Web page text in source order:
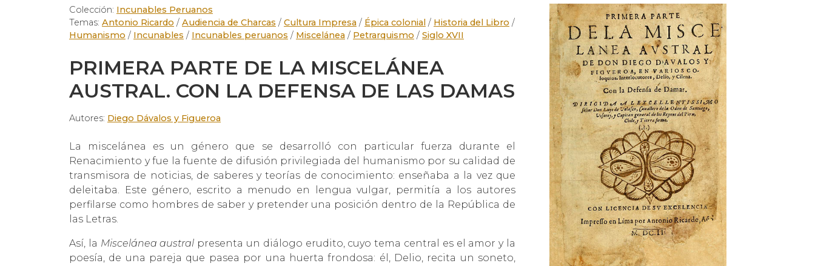
Colección: Incunables Peruanos
Temas: Antonio Ricardo / Audiencia de Charcas / Cultura Impresa / Épica colonial / Historia del Libro /
Humanismo / Incunables / Incunables peruanos / Miscelánea / Petrarquismo / Siglo XVII
PRIMERA PARTE DE LA MISCELÁNEA
AUSTRAL. CON LA DEFENSA DE LAS DAMAS
Autores: Diego Dávalos y Figueroa
La miscelánea es un género que se desarrolló con particular fuerza durante el
Renacimiento y fue la fuente de difusión privilegiada del humanismo por su calidad de
transmisora de noticias, de saberes y teorías de conocimiento: enseñaba a la vez que
deleitaba. Este género, escrito a menudo en lengua vulgar, permitía a los autores
perfilarse como hombres de saber y pretender una posición dentro de la República de
las Letras.
Así, la Miscelánea austral presenta un diálogo erudito, cuyo tema central es el amor y la
poesía, de una pareja que pasea por una huerta frondosa: él, Delio, recita un soneto,